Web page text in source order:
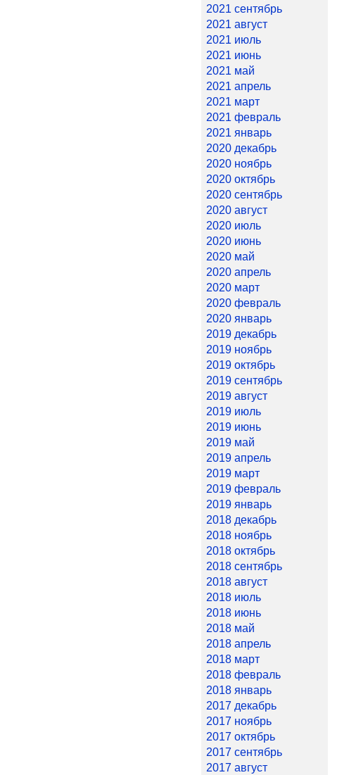
2021 сентябрь
2021 август
2021 июль
2021 июнь
2021 май
2021 апрель
2021 март
2021 февраль
2021 январь
2020 декабрь
2020 ноябрь
2020 октябрь
2020 сентябрь
2020 август
2020 июль
2020 июнь
2020 май
2020 апрель
2020 март
2020 февраль
2020 январь
2019 декабрь
2019 ноябрь
2019 октябрь
2019 сентябрь
2019 август
2019 июль
2019 июнь
2019 май
2019 апрель
2019 март
2019 февраль
2019 январь
2018 декабрь
2018 ноябрь
2018 октябрь
2018 сентябрь
2018 август
2018 июль
2018 июнь
2018 май
2018 апрель
2018 март
2018 февраль
2018 январь
2017 декабрь
2017 ноябрь
2017 октябрь
2017 сентябрь
2017 август